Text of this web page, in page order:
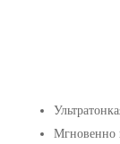
Мгновенно